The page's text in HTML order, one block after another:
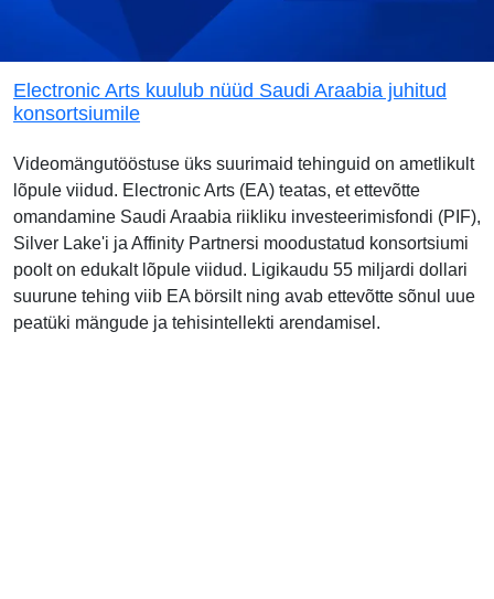
Electronic Arts kuulub nüüd Saudi Araabia juhitud
konsortsiumile
Videomängutööstuse üks suurimaid tehinguid on ametlikult
lõpule viidud. Electronic Arts (EA) teatas, et ettevõtte
omandamine Saudi Araabia riikliku investeerimisfondi (PIF),
Silver Lake'i ja Affinity Partnersi moodustatud konsortsiumi
poolt on edukalt lõpule viidud. Ligikaudu 55 miljardi dollari
suurune tehing viib EA börsilt ning avab ettevõtte sõnul uue
peatüki mängude ja tehisintellekti arendamisel.